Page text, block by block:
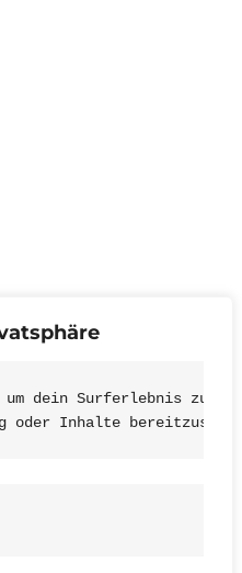
um dein Surferlebnis zu
oder Inhalte